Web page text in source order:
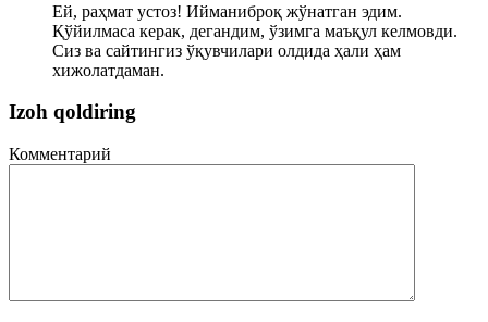
Ей, раҳмат устоз! Ийманиброқ жўнатган эдим.
Қўйилмаса керак, дегандим, ўзимга маъқул келмовди.
Сиз ва сайтингиз ўқувчилари олдида ҳали ҳам
хижолатдаман.
Izoh qoldiring
Комментарий